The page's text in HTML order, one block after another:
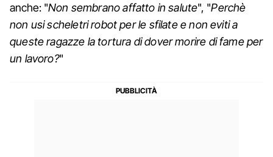
anche: "Non sembrano affatto in salute", "Perchè
non usi scheletri robot per le sfilate e non eviti a
queste ragazze la tortura di dover morire di fame per
un lavoro?"